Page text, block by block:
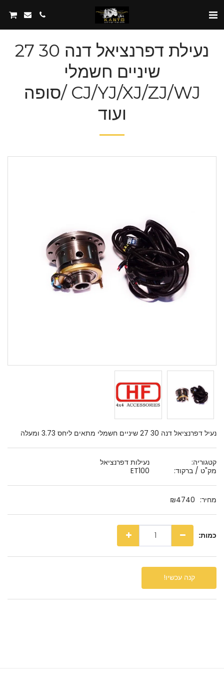
נעילת דפרנציאל דנה 30 27
שיניים חשמלי
CJ/YJ/XJ/ZJ/WJ /סופה
ועוד
נעיל דפרנציאל דנה 30 27 שיניים חשמלי מתאים ליחס 3.73 ומעלה
קטגוריה:
נעילות דפרנציאל
מק"ט / ברקוד:
מחיר: ₪4740
כמות:
קנה עכשיו!